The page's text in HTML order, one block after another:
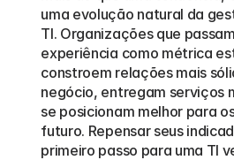
uma evolução natural da
TI. Organizações que
experiência como métrica
constroem relações mais
negócio, entregam serviços
se posicionam melhor para
futuro. Repensar seus
primeiro passo para uma TI